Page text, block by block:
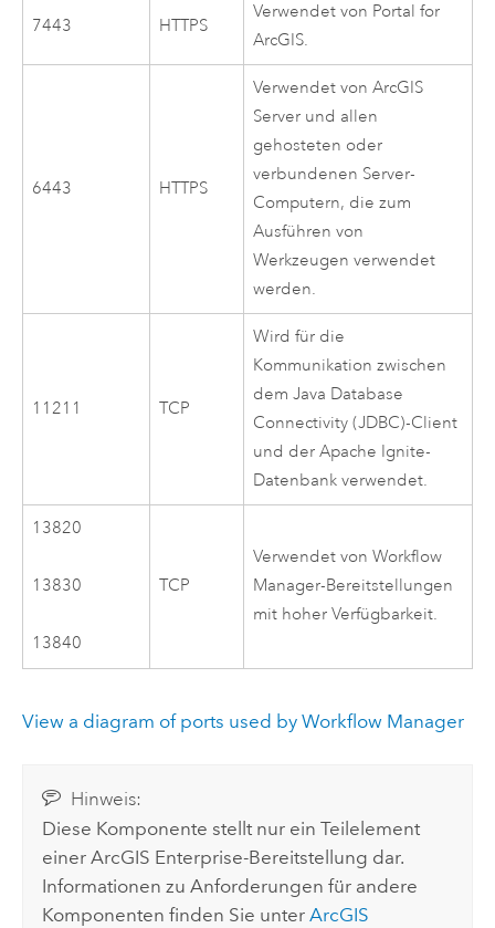
7443 HTTPS
Verwendet von Portal for
ArcGIS.
6443 HTTPS
Verwendet vonArcGIS
Server und allen
gehosteten oder
verbundenen Server-
Computern, die zum
Ausführen von
Werkzeugen verwendet
werden.
11211 TCP
Wird für die
Kommunikation zwischen
demJava Database
Connectivity (JDBC)-Client
und der Apache Ignite-
Datenbank verwendet.
13820
13830
13840
TCP
Verwendet vonWorkflow
Manager-Bereitstellungen
mit hoher Verfügbarkeit.
View a diagram of ports used by Workflow Manager
Hinweis:
Diese Komponente stellt nur ein Teilelement
einerArcGIS Enterprise-Bereitstellung dar.
Informationen zu Anforderungen für andere
Komponenten finden Sie unterArcGIS